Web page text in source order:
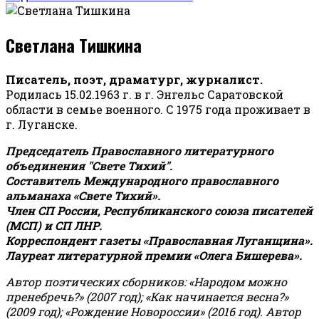
Светлана Тишкина
Писатель, поэт, драматург, журналист.
Родилась 15.02.1963 г. в г. Энгельс Саратовской
области в семье военного. С 1975 года проживает в
г. Луганске.
Председатель Православного литературного
объединения "Свете Тихий".
Составитель Международного православного
альманаха «Свете Тихий».
Член СП России, Республиканского союза писателей
(МСП) и СП ЛНР.
Корреспондент газеты «Православная Луганщина».
Лауреат литературной премии «Олега Бишерева».
Автор поэтических сборников: «Народом можно
пренебречь?» (2007 год); «Как начинается весна?»
(2009 год); «Рождение Новороссии» (2016 год). Автор